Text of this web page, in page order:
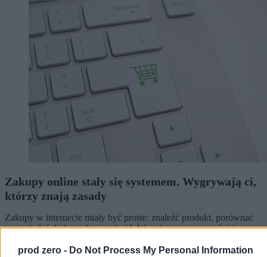
prod zero - Do Not Process My Personal Information
Zakupy online stały się systemem. Wygrywają ci,
którzy znają zasady
Zakupy w internecie miały być proste: znaleźć produkt, porównać
cenę, dodać do koszyka i zapłacić. W praktyce coraz częściej
zależy nie tylko od ceny widocznej na karcie produktu.